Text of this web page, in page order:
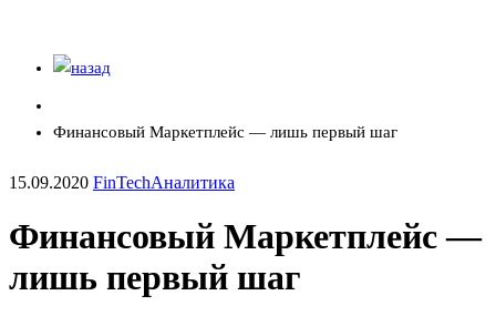
Финансовый Маркетплейс — лишь первый шаг
15.09.2020 FinTechАналитика
Финансовый Маркетплейс —
лишь первый шаг